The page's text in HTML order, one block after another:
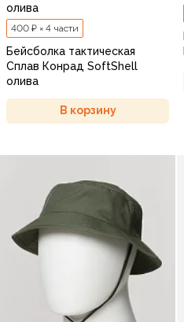
олива
400 ₽ × 4 части
Бейсболка тактическая
Сплав Конрад SoftShell
олива
В корзину